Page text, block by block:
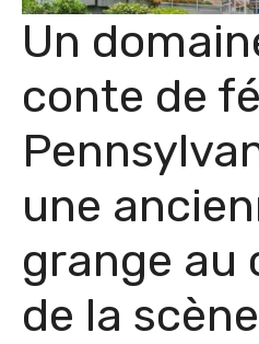
Un
conte de
une
grange au
de la scène